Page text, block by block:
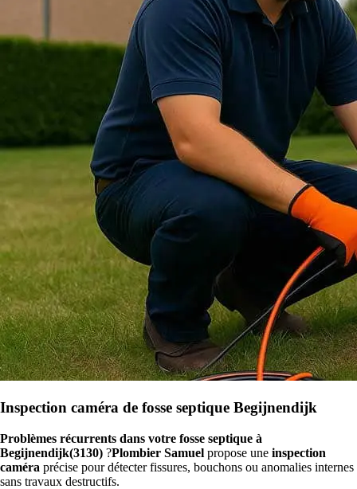
Inspection caméra de fosse septique Begijnendijk
Problèmes récurrents dans votre fosse septique à
Begijnendijk(3130) ?Plombier Samuel propose une inspection
caméra précise pour détecter fissures, bouchons ou anomalies internes
sans travaux destructifs.